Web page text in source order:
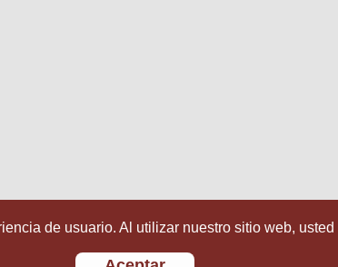
de usuario. Al utilizar nuestro sitio web,